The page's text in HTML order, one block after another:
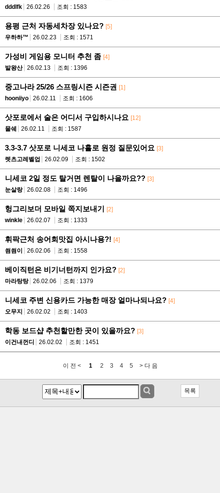
dddlfk
26.02.26 조회 : 1583
용평 근처 자동세차장 있나요? [5]
우하하™
26.02.23 조회 : 1571
가성비 게임용 모니터 추천 좀 [4]
발왕산
26.02.13 조회 : 1396
중고나라 25/26 스프링시즌 시즌권 [1]
hooniiyo
26.02.11 조회 : 1606
삿포로에서 술은 어디서 구입하시나요 [12]
물쉐
26.02.11 조회 : 1587
3.3-3.7 삿포로 니세코 나홀로 원정 질문있어요 [3]
렛츠고레벨업
26.02.09 조회 : 1502
니세코 2일 정도 탈거면 렌탈이 나을까요?? [3]
눈살랑
26.02.08 조회 : 1496
헝그리보더 모바일 쪽지보내기 [2]
winkle
26.02.07 조회 : 1333
휘팍근처 송어회맛집 아시나용?! [4]
씜씜이
26.02.06 조회 : 1558
베이직턴은 비기너턴까지 인가요? [2]
마라탕탕
26.02.06 조회 : 1379
니세코 주변 신용카드 가능한 매장 얼마나되나요? [4]
오무지
26.02.02 조회 : 1403
학동 보드샵 추천할만한 곳이 있을까요? [3]
이건내껀디
26.02.02 조회 : 1451
이 전 < 1 2 3 4 5 > 다 음
목록